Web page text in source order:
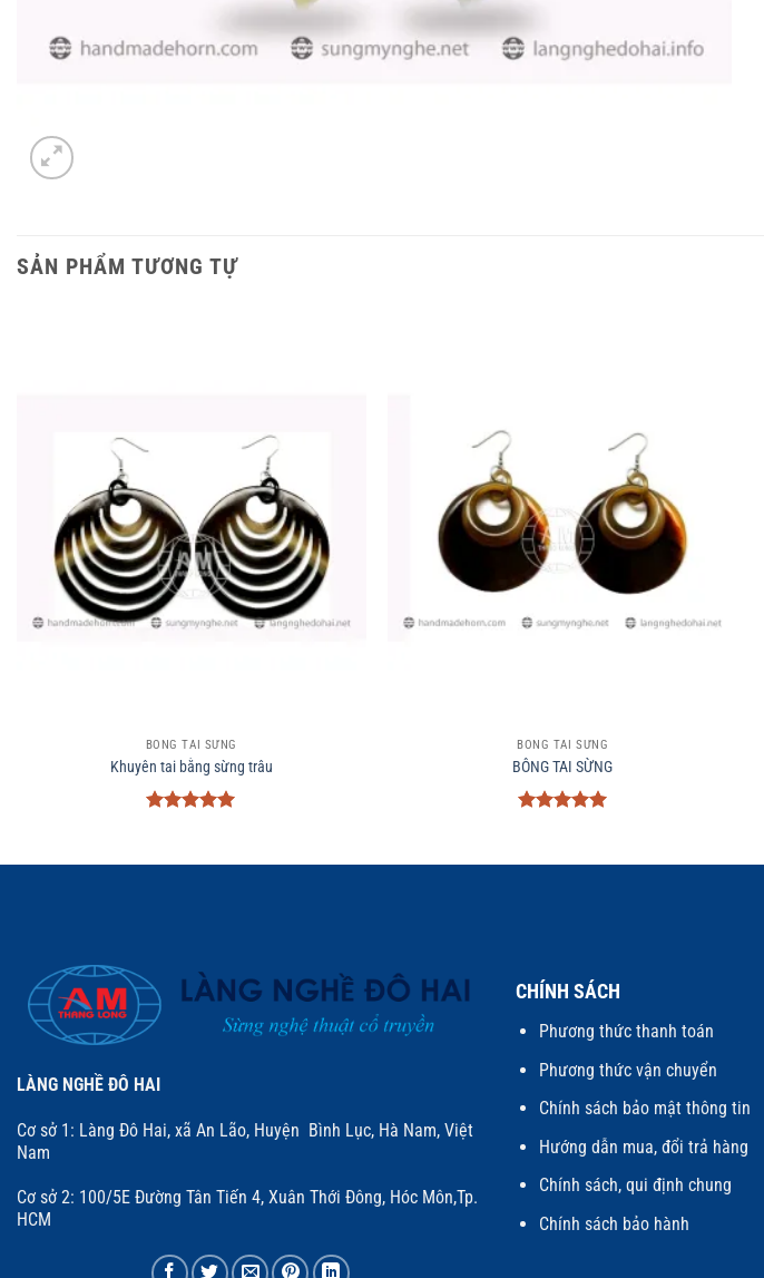
SẢN PHẨM TƯƠNG TỰ
BÔNG TAI SỪNG
Khuyên tai bằng sừng trâu
sao
BÔNG TAI SỪNG
BÔNG TAI SỪNG
sao
LÀNG NGHỀ ĐÔ HAI
Cơ sở 1: Làng Đô Hai, xã An Lão, Huyện Bình Lục, Hà Nam, Việt
Nam
Cơ sở 2: 100/5E Đường Tân Tiến 4, Xuân Thới Đông, Hóc Môn,Tp.
HCM
CHÍNH SÁCH
Phương thức thanh toán
Phương thức vận chuyển
Chính sách bảo mật thông tin
Hướng dẫn mua, đổi trả hàng
Chính sách, qui định chung
Chính sách bảo hành